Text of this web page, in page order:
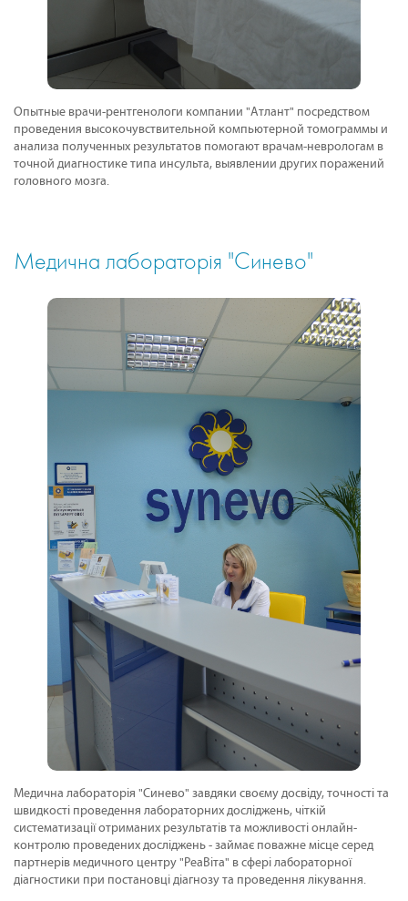
Опытные врачи-рентгенологи компании "Атлант" посредством
проведения высокочувствительной компьютерной томограммы и
анализа полученных результатов помогают врачам-неврологам в
точной диагностике типа инсульта, выявлении других поражений
головного мозга.
Медична лабораторія "Синево"
Медична лабораторія "Синево" завдяки своєму досвіду, точності та
швидкості проведення лабораторних досліджень, чіткій
систематизації отриманих результатів та можливості онлайн-
контролю проведених досліджень - займає поважне місце серед
партнерів медичного центру "РеаВіта" в сфері лабораторної
діагностики при постановці діагнозу та проведення лікування.